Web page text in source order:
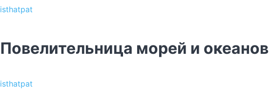
isthatpat
Повелительница морей и океанов
isthatpat